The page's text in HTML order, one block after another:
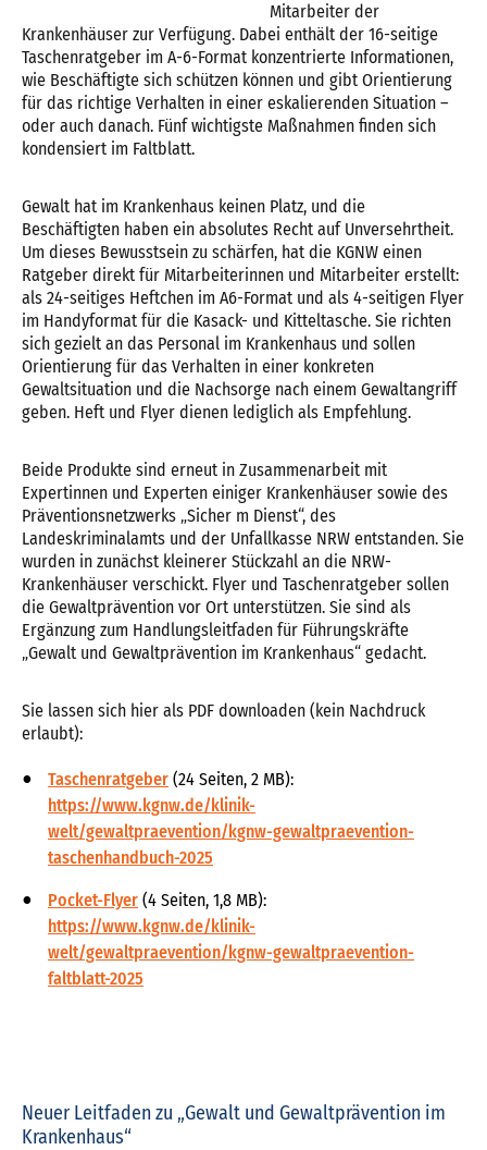
Mitarbeiter der
Krankenhäuser zur Verfügung. Dabei enthält der 16-seitige
Taschenratgeber im A-6-Format konzentrierte Informationen,
wie Beschäftigte sich schützen können und gibt Orientierung
für das richtige Verhalten in einer eskalierenden Situation –
oder auch danach. Fünf wichtigste Maßnahmen finden sich
kondensiert im Faltblatt.
Gewalt hat im Krankenhaus keinen Platz, und die
Beschäftigten haben ein absolutes Recht auf Unversehrtheit.
Um dieses Bewusstsein zu schärfen, hat die KGNW einen
Ratgeber direkt für Mitarbeiterinnen und Mitarbeiter erstellt:
als 24-seitiges Heftchen im A6-Format und als 4-seitigen Flyer
im Handyformat für die Kasack- und Kitteltasche. Sie richten
sich gezielt an das Personal im Krankenhaus und sollen
Orientierung für das Verhalten in einer konkreten
Gewaltsituation und die Nachsorge nach einem Gewaltangriff
geben. Heft und Flyer dienen lediglich als Empfehlung.
Beide Produkte sind erneut in Zusammenarbeit mit
Expertinnen und Experten einiger Krankenhäuser sowie des
Präventionsnetzwerks „Sicher m Dienst“, des
Landeskriminalamts und der Unfallkasse NRW entstanden. Sie
wurden in zunächst kleinerer Stückzahl an die NRW-
Krankenhäuser verschickt. Flyer und Taschenratgeber sollen
die Gewaltprävention vor Ort unterstützen. Sie sind als
Ergänzung zum Handlungsleitfaden für Führungskräfte
„Gewalt und Gewaltprävention im Krankenhaus“ gedacht.
Sie lassen sich hier als PDF downloaden (kein Nachdruck
erlaubt):
Taschenratgeber (24 Seiten, 2 MB):
https://www.kgnw.de/klinik-
welt/gewaltpraevention/kgnw-gewaltpraevention-
taschenhandbuch-2025
Pocket-Flyer (4 Seiten, 1,8 MB):
https://www.kgnw.de/klinik-
welt/gewaltpraevention/kgnw-gewaltpraevention-
faltblatt-2025
Neuer Leitfaden zu „Gewalt und Gewaltprävention im
Krankenhaus“